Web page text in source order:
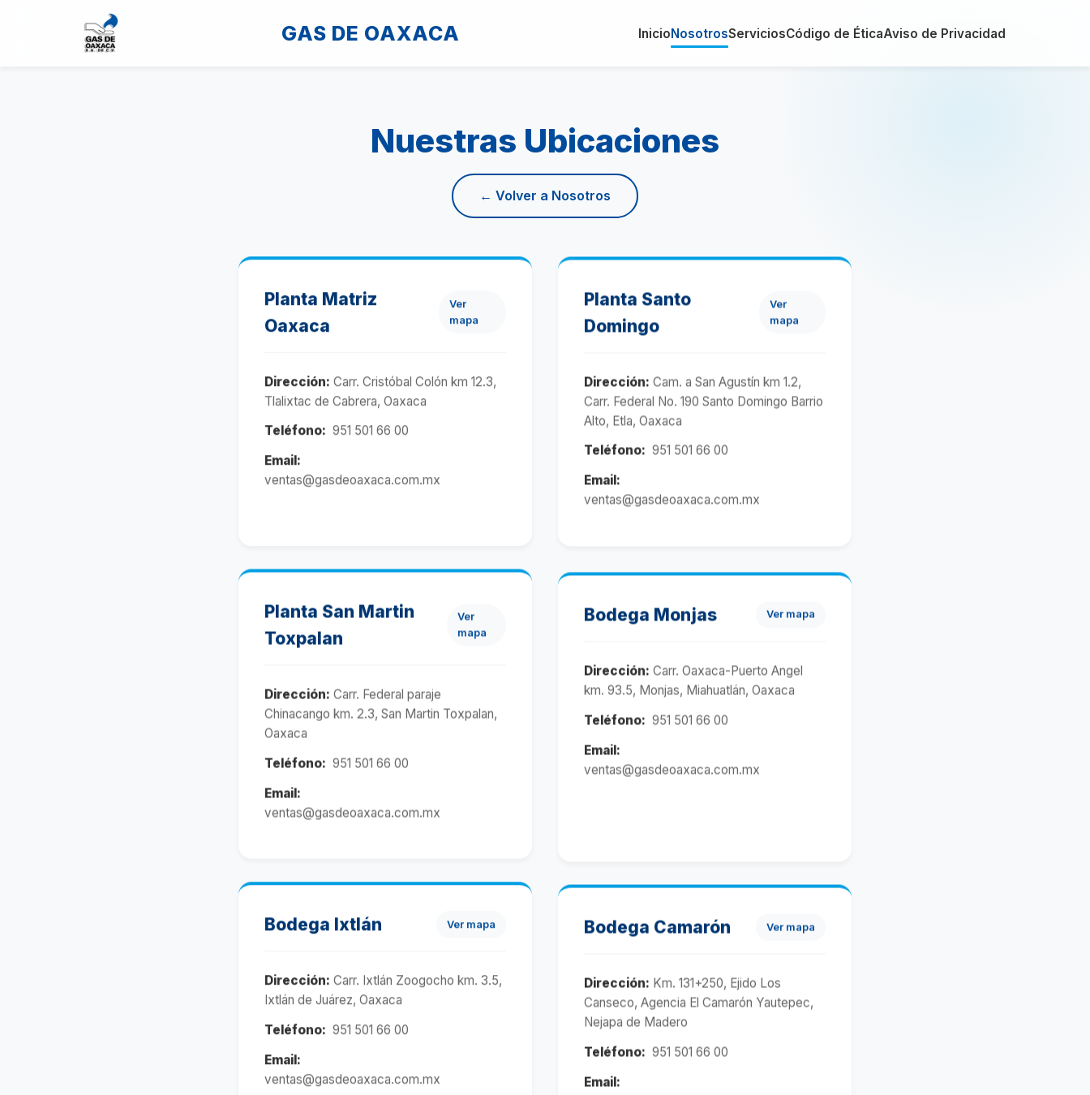
GAS DE OAXACA InicioNosotrosServiciosCódigo de ÉticaAviso de Privacidad
Nuestras Ubicaciones
← Volver a Nosotros
Planta Matriz
Oaxaca
Ver
mapa
Dirección: Carr. Cristóbal Colón km 12.3,
Tlalixtac de Cabrera, Oaxaca
Teléfono: 951 501 66 00
Email:
ventas@gasdeoaxaca.com.mx
Planta Santo
Domingo
Ver
mapa
Dirección: Cam. a San Agustín km 1.2,
Carr. Federal No. 190 Santo Domingo Barrio
Alto, Etla, Oaxaca
Teléfono: 951 501 66 00
Email:
ventas@gasdeoaxaca.com.mx
Planta San Martin
Toxpalan
Ver
mapa
Dirección: Carr. Federal paraje
Chinacango km. 2.3, San Martin Toxpalan,
Oaxaca
Teléfono: 951 501 66 00
Email:
ventas@gasdeoaxaca.com.mx
Bodega Monjas Ver mapa
Dirección: Carr. Oaxaca-Puerto Angel
km. 93.5, Monjas, Miahuatlán, Oaxaca
Teléfono: 951 501 66 00
Email:
ventas@gasdeoaxaca.com.mx
Bodega Ixtlán Ver mapa
Dirección: Carr. Ixtlán Zoogocho km. 3.5,
Ixtlán de Juárez, Oaxaca
Teléfono: 951 501 66 00
Email:
ventas@gasdeoaxaca.com.mx
Bodega Camarón Ver mapa
Dirección: Km. 131+250, Ejido Los
Canseco, Agencia El Camarón Yautepec,
Nejapa de Madero
Teléfono: 951 501 66 00
Email: